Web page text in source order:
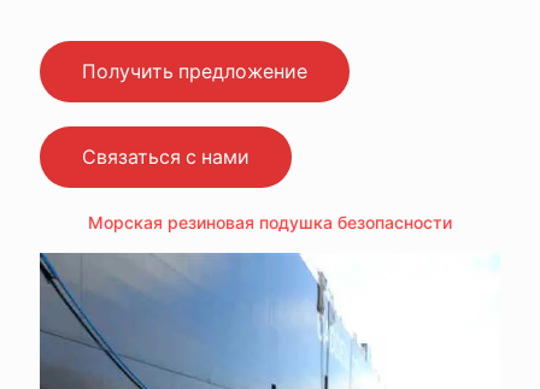
Получить предложение
Связаться с нами
Морская резиновая подушка безопасности